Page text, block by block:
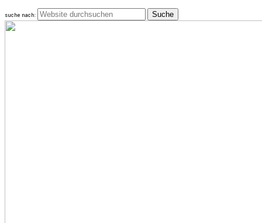
suche nach: